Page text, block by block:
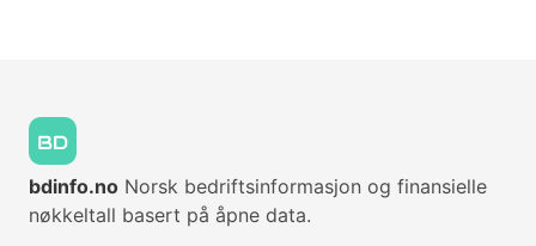
bdinfo.no Norsk bedriftsinformasjon og finansielle
nøkkeltall basert på åpne data.